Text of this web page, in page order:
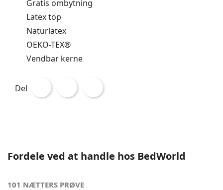
Gratis ombytning
Latex top
Naturlatex
OEKO-TEX®
Vendbar kerne
Del
Fordele ved at handle hos BedWorld
101 NÆTTERS PRØVE